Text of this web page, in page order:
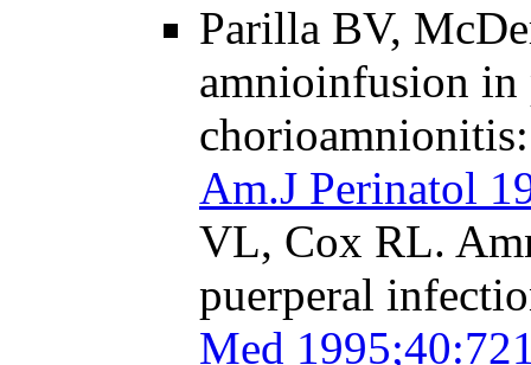
Parilla BV,
amnioinfusion in
Am.J Perinatol
VL, Cox RL.
puerperal
Med